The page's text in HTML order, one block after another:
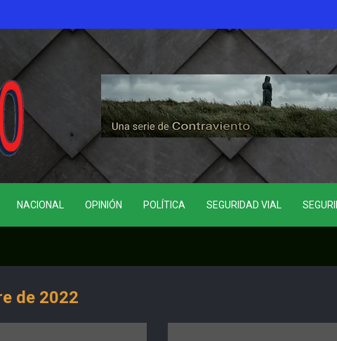
NACIONAL OPINIÓN POLÍTICA SEGURIDAD VIAL
de 2022